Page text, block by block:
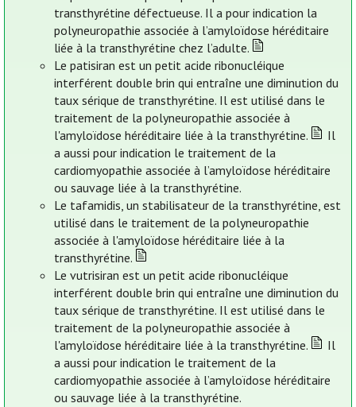
transthyrétine défectueuse. Il a pour indication la
polyneuropathie associée à l’amyloïdose héréditaire
liée à la transthyrétine chez l’adulte.
Le patisiran est un petit acide ribonucléique
interférent double brin qui entraîne une diminution du
taux sérique de transthyrétine. Il est utilisé dans le
traitement de la polyneuropathie associée à
l'amyloïdose héréditaire liée à la transthyrétine.
Il
a aussi pour indication le traitement de la
cardiomyopathie associée à l’amyloïdose héréditaire
ou sauvage liée à la transthyrétine.
Le tafamidis, un stabilisateur de la transthyrétine, est
utilisé dans le traitement de la polyneuropathie
associée à l'amyloïdose héréditaire liée à la
transthyrétine.
Le vutrisiran est un petit acide ribonucléique
interférent double brin qui entraîne une diminution du
taux sérique de transthyrétine. Il est utilisé dans le
traitement de la polyneuropathie associée à
l'amyloïdose héréditaire liée à la transthyrétine.
Il
a aussi pour indication le traitement de la
cardiomyopathie associée à l’amyloïdose héréditaire
ou sauvage liée à la transthyrétine.